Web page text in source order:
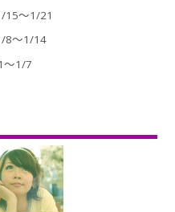
15～1/21
8～1/14
～1/7